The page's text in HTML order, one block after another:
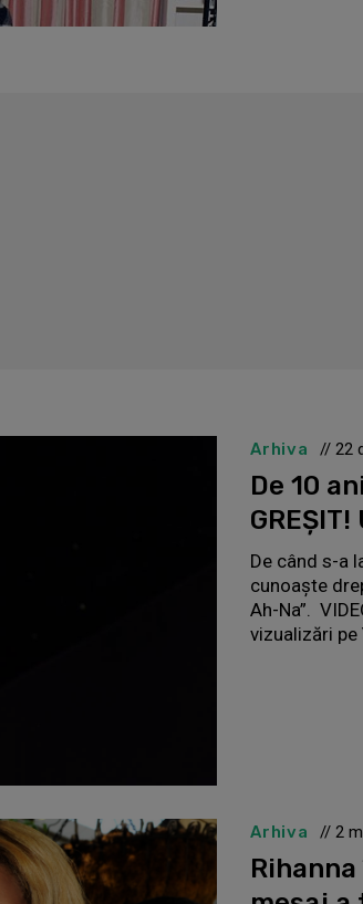
Arhiva // 22
De 10
De când s-a
cunoaşte
Ah-Na”.
vizualizări pe
Arhiva // 2